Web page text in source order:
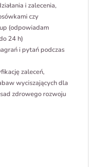
i zalecenia,
czy
(odpowiadam
24 h)
i pytań podczas
zaleceń,
wyciszających dla
zdrowego rozwoju